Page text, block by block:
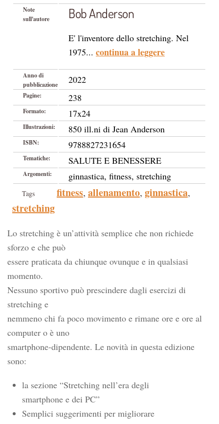
Note
sull'autore
Bob Anderson
E' l'inventore dello stretching. Nel
1975... continua a leggere
Anno di
pubblicazione
2022
Pagine: 238
Formato: 17x24
Illustrazioni: 850 ill.ni di Jean Anderson
ISBN: 9788827231654
Tematiche: SALUTE E BENESSERE
Argomenti: ginnastica, fitness, stretching
Tags fitness, allenamento, ginnastica,
stretching
Lo stretching è un’attività semplice che non richiede
sforzo e che può
essere praticata da chiunque ovunque e in qualsiasi
momento.
Nessuno sportivo può prescindere dagli esercizi di
stretching e
nemmeno chi fa poco movimento e rimane ore e ore al
computer o è uno
smartphone-dipendente. Le novità in questa edizione
sono:
la sezione “Stretching nell’era degli
smartphone e dei PC”
Semplici suggerimenti per migliorare